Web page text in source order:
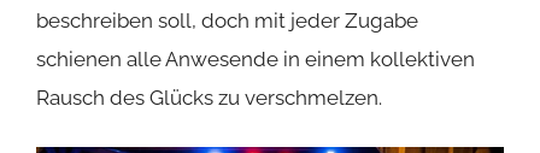
beschreiben soll, doch mit jeder Zugabe
schienen alle Anwesende in einem kollektiven
Rausch des Glücks zu verschmelzen.